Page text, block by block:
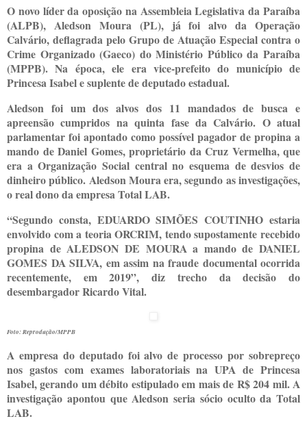
O novo líder da oposição na Assembleia Legislativa da Paraíba
(ALPB), Aledson Moura (PL), já foi alvo da Operação
Calvário, deflagrada pelo Grupo de Atuação Especial contra o
Crime Organizado (Gaeco) do Ministério Público da Paraíba
(MPPB). Na época, ele era vice-prefeito do município de
Princesa Isabel e suplente de deputado estadual.
Aledson foi um dos alvos dos 11 mandados de busca e
apreensão cumpridos na quinta fase da Calvário. O atual
parlamentar foi apontado como possível pagador de propina a
mando de Daniel Gomes, proprietário da Cruz Vermelha, que
era a Organização Social central no esquema de desvios de
dinheiro público. Aledson Moura era, segundo as investigações,
o real dono da empresa Total LAB.
“Segundo consta, EDUARDO SIMÕES COUTINHO estaria
envolvido com a teoria ORCRIM, tendo supostamente recebido
propina de ALEDSON DE MOURA a mando de DANIEL
GOMES DA SILVA, em assim na fraude documental ocorrida
recentemente, em 2019”, diz trecho da decisão do
desembargador Ricardo Vital.
Foto: Reprodução/MPPB
A empresa do deputado foi alvo de processo por sobrepreço
nos gastos com exames laboratoriais na UPA de Princesa
Isabel, gerando um débito estipulado em mais de R$ 204 mil. A
investigação apontou que Aledson seria sócio oculto da Total
LAB.